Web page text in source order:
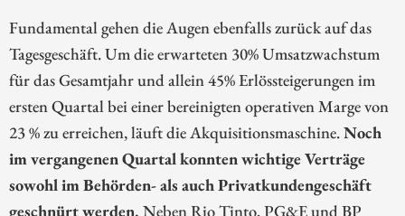
Fundamental gehen die Augen ebenfalls zurück auf das
Tagesgeschäft. Um die erwarteten 30% Umsatzwachstum
für das Gesamtjahr und allein 45% Erlössteigerungen im
ersten Quartal bei einer bereinigten operativen Marge von
23 % zu erreichen, läuft die Akquisitionsmaschine.Noch
im vergangenen Quartal konnten wichtige Verträge
sowohl im Behörden- als auch Privatkundengeschäft
geschnürt werden. Neben Rio Tinto, PG&E und BP